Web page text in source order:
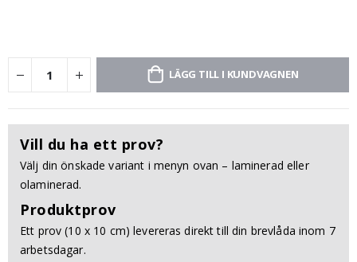
LÄGG TILL I KUNDVAGNEN
Vill du ha ett prov?
Välj din önskade variant i menyn ovan – laminerad eller
olaminerad.
Produktprov
Ett prov (10 x 10 cm) levereras direkt till din brevlåda inom 7
arbetsdagar.